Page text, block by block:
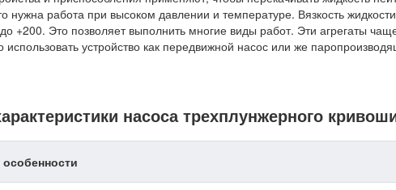
нужна работа при высоком давлении и температуре. Вязкость
+200. Это позволяет выполнить многие виды работ. Эти агрегаты
устройство как передвижной насос или же
насоса трехплунжерного